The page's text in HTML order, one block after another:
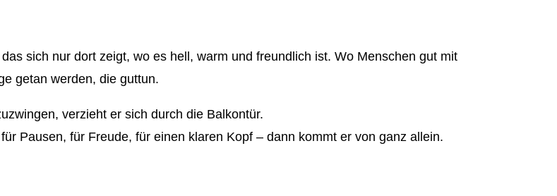
sich nur dort zeigt, wo es hell, warm und freundlich ist. Wo Menschen gut mit
getan werden, die guttun.
verzieht er sich durch die Balkontür.
Pausen, für Freude, für einen klaren Kopf – dann kommt er von ganz allein.